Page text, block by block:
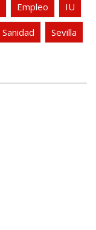
Empleo IU
Sanidad Sevilla